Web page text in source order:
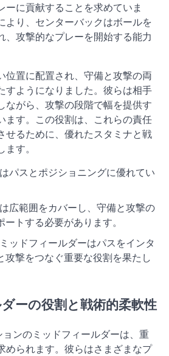
ーに貢献することを求めていま
より、センターバックはボールを
、攻撃的なプレーを開始する能力
位置に配置され、守備と攻撃の両
すようになりました。彼らは相手
ながら、攻撃の段階で幅を提供す
ます。この役割は、これらの責任
せるために、優れたスタミナと戦
す。
パスとポジショニングに優れてい
広範囲をカバーし、守備と攻撃の
トする必要があります。
ッドフィールダーはパスをインタ
攻撃をつなぐ重要な役割を果たし
ーの役割と戦術的柔軟性
ンのミッドフィールダーは、重
められます。彼らはさまざまなプ